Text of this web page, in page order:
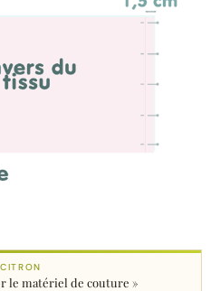
le matériel de couture »